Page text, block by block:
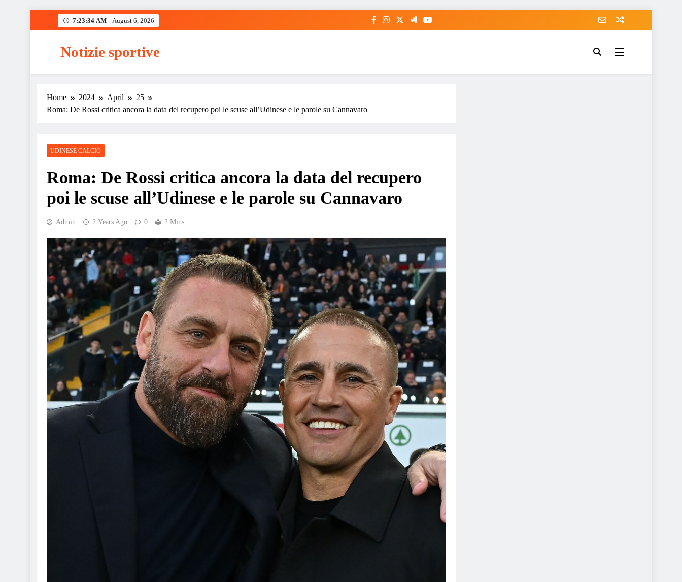
7:23:35 AM August 6, 2026
Notizie sportive
Home 2024 April
25
Roma: De Rossi critica ancora la data del recupero poi le scuse all’Udinese e le parole su Cannavaro
UDINESE CALCIO
Roma: De Rossi critica ancora la data del recupero
poi le scuse all’Udinese e le parole su Cannavaro
Admin 2 Years Ago 0 2 Mins